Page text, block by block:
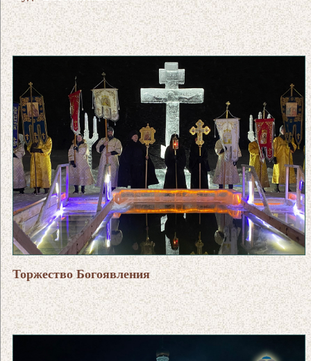
Торжество Богоявления